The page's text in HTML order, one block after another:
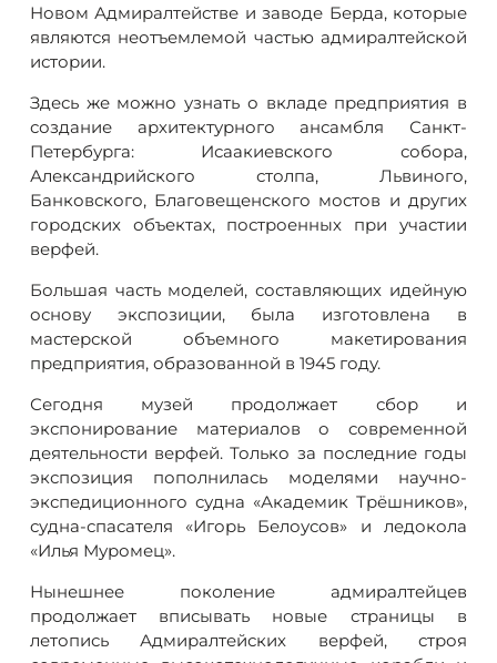
Новом Адмиралтействе и заводе Берда, которые
являются неотъемлемой частью адмиралтейской
истории.
Здесь же можно узнать о вкладе предприятия в
создание архитектурного ансамбля Санкт-
Петербурга: Исаакиевского собора,
Александрийского столпа, Львиного,
Банковского, Благовещенского мостов и других
городских объектах, построенных при участии
верфей.
Большая часть моделей, составляющих идейную
основу экспозиции, была изготовлена в
мастерской объемного макетирования
предприятия, образованной в 1945 году.
Сегодня музей продолжает сбор и
экспонирование материалов о современной
деятельности верфей. Только за последние годы
экспозиция пополнилась моделями научно-
экспедиционного судна «Академик Трёшников»,
судна-спасателя «Игорь Белоусов» и ледокола
«Илья Муромец».
Нынешнее поколение адмиралтейцев
продолжает вписывать новые страницы в
летопись Адмиралтейских верфей, строя